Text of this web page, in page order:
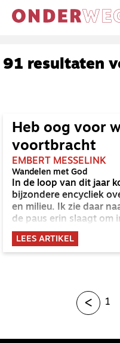
91 resultaten
Heb oog voor
voortbracht
EMBERT MESSELINK
Wandelen met God
In de loop van dit jaar
bijzondere encycliek
en milieu. Ik zie daar
de paus erin slaagt om
leven met God op een
verbinden met de zorg
LEES ARTIKEL
< 1